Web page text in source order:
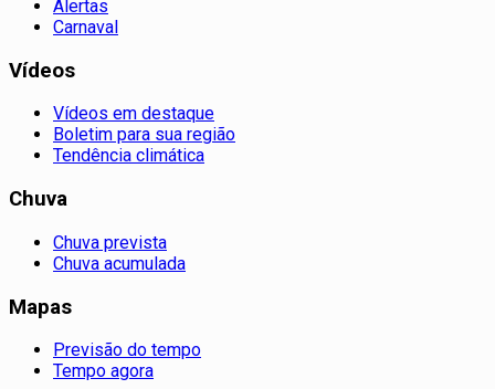
Alertas
Carnaval
Vídeos
Vídeos em destaque
Boletim para sua região
Tendência climática
Chuva
Chuva prevista
Chuva acumulada
Mapas
Previsão do tempo
Tempo agora